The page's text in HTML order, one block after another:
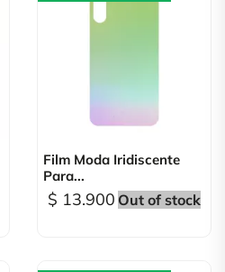
Film Moda Iridiscente
Para...
$ 13.900 Out of stock